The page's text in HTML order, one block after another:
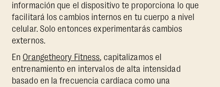
información que el dispositivo te proporciona lo que
facilitará los cambios internos en tu cuerpo a nivel
celular. Solo entonces experimentarás cambios
externos.
En Orangetheory Fitness, capitalizamos el
entrenamiento en intervalos de alta intensidad
basado en la frecuencia cardíaca como una